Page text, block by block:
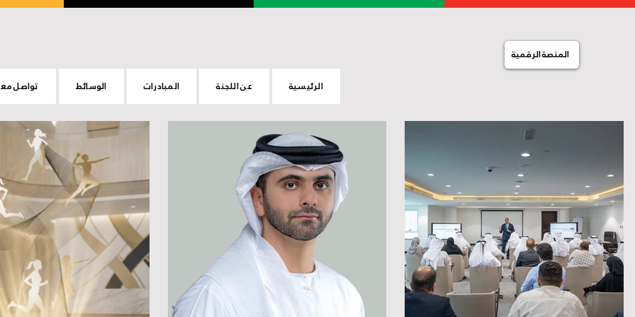
الرئيسية عن اللجنة المبادرات الوسائط تواصل
المنصة الرقمية